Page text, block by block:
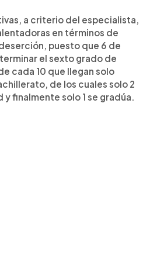
a criterio del especialista,
en términos de
puesto que 6 de
el sexto grado de
cada 10 que llegan solo
de los cuales solo 2
y finalmente solo 1 se gradúa.